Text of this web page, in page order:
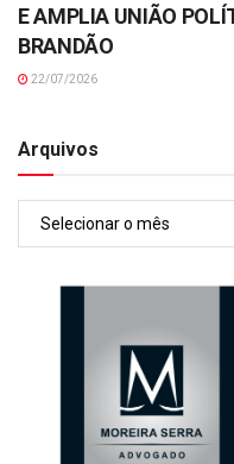
E AMPLIA UNIÃO
BRANDÃO
22/07/2026
Arquivos
Arquivos